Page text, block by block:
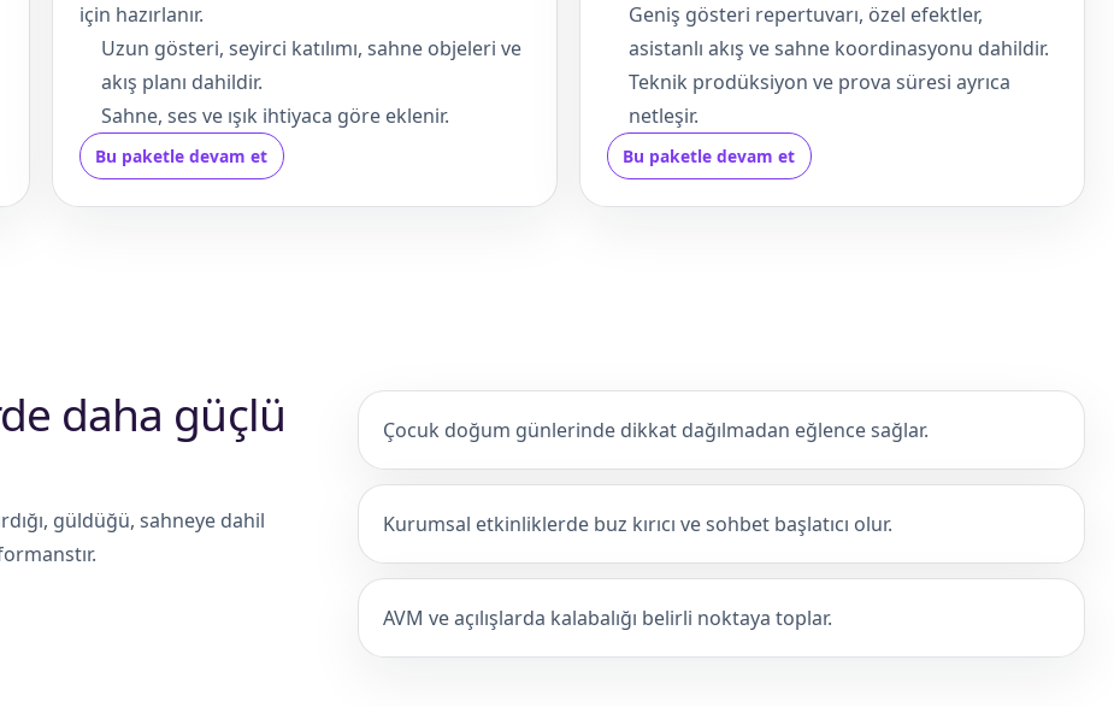
için hazırlanır.
Uzun gösteri, seyirci katılımı, sahne objeleri ve
akış planı dahildir.
Sahne, ses ve ışık ihtiyaca göre eklenir.
Bu paketle devam et
Geniş gösteri repertuvarı, özel efektler,
asistanlı akış ve sahne koordinasyonu dahildir.
Teknik prodüksiyon ve prova süresi ayrıca
netleşir.
Bu paketle devam et
daha güçlü
güldüğü, sahneye dahil
Çocuk doğum günlerinde dikkat dağılmadan eğlence sağlar.
Kurumsal etkinliklerde buz kırıcı ve sohbet başlatıcı olur.
AVM ve açılışlarda kalabalığı belirli noktaya toplar.